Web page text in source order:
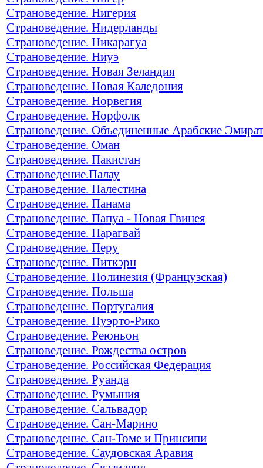
Страноведение. Нигерия
Страноведение. Нидерланды
Страноведение. Никарагуа
Страноведение. Ниуэ
Страноведение. Новая Зеландия
Страноведение. Новая Каледония
Страноведение. Норвегия
Страноведение. Норфолк
Страноведение. Объединенные Арабские
Страноведение. Оман
Страноведение. Пакистан
Страноведение.Палау
Страноведение. Палестина
Страноведение. Панама
Страноведение. Папуа - Новая Гвинея
Страноведение. Парагвай
Страноведение. Перу
Страноведение. Питкэрн
Страноведение. Полинезия (Французская)
Страноведение. Польша
Страноведение. Португалия
Страноведение. Пуэрто-Рико
Страноведение. Реюньон
Страноведение. Рождества остров
Страноведение. Российская Федерация
Страноведение. Руанда
Страноведение. Румыния
Страноведение. Сальвадор
Страноведение. Сан-Марино
Страноведение. Сан-Томе и Принсипи
Страноведение. Саудовская Аравия